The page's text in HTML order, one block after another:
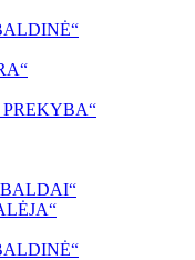
PREKYBA“
BALDAI“